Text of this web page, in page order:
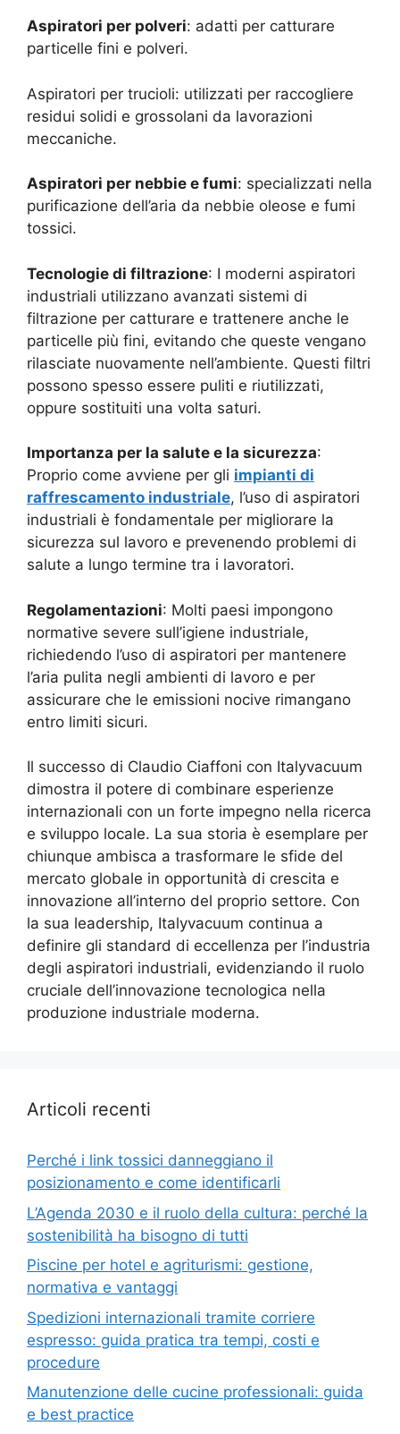
Aspiratori per polveri: adatti per catturare
particelle fini e polveri.
Aspiratori per trucioli: utilizzati per raccogliere
residui solidi e grossolani da lavorazioni
meccaniche.
Aspiratori per nebbie e fumi: specializzati nella
purificazione dell’aria da nebbie oleose e fumi
tossici.
Tecnologie di filtrazione: I moderni aspiratori
industriali utilizzano avanzati sistemi di
filtrazione per catturare e trattenere anche le
particelle più fini, evitando che queste vengano
rilasciate nuovamente nell’ambiente. Questi filtri
possono spesso essere puliti e riutilizzati,
oppure sostituiti una volta saturi.
Importanza per la salute e la sicurezza:
Proprio come avviene per gli impianti di
raffrescamento industriale, l’uso di aspiratori
industriali è fondamentale per migliorare la
sicurezza sul lavoro e prevenendo problemi di
salute a lungo termine tra i lavoratori.
Regolamentazioni: Molti paesi impongono
normative severe sull’igiene industriale,
richiedendo l’uso di aspiratori per mantenere
l’aria pulita negli ambienti di lavoro e per
assicurare che le emissioni nocive rimangano
entro limiti sicuri.
Il successo di Claudio Ciaffoni con Italyvacuum
dimostra il potere di combinare esperienze
internazionali con un forte impegno nella ricerca
e sviluppo locale. La sua storia è esemplare per
chiunque ambisca a trasformare le sfide del
mercato globale in opportunità di crescita e
innovazione all’interno del proprio settore. Con
la sua leadership, Italyvacuum continua a
definire gli standard di eccellenza per l’industria
degli aspiratori industriali, evidenziando il ruolo
cruciale dell’innovazione tecnologica nella
produzione industriale moderna.
Articoli recenti
Perché i link tossici danneggiano il
posizionamento e come identificarli
L’Agenda 2030 e il ruolo della cultura: perché la
sostenibilità ha bisogno di tutti
Piscine per hotel e agriturismi: gestione,
normativa e vantaggi
Spedizioni internazionali tramite corriere
espresso: guida pratica tra tempi, costi e
procedure
Manutenzione delle cucine professionali: guida
e best practice